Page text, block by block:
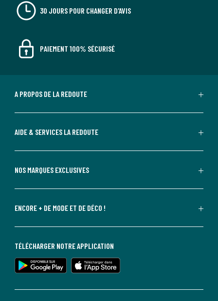
30 JOURS POUR CHANGER D'AVIS
PAIEMENT 100% SÉCURISÉ
A PROPOS DE LA REDOUTE
AIDE & SERVICES LA REDOUTE
NOS MARQUES EXCLUSIVES
ENCORE + DE MODE ET DE DÉCO !
TÉLÉCHARGER NOTRE APPLICATION